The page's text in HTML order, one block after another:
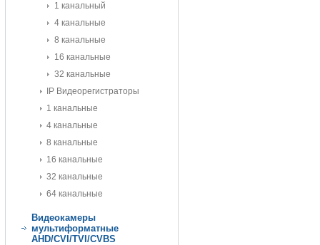
1 канальный
4 канальные
8 канальные
16 канальные
32 канальные
IP Видеорегистраторы
1 канальные
4 канальные
8 канальные
16 канальные
32 канальные
64 канальные
Видеокамеры
мультиформатные
AHD/CVI/TVI/CVBS